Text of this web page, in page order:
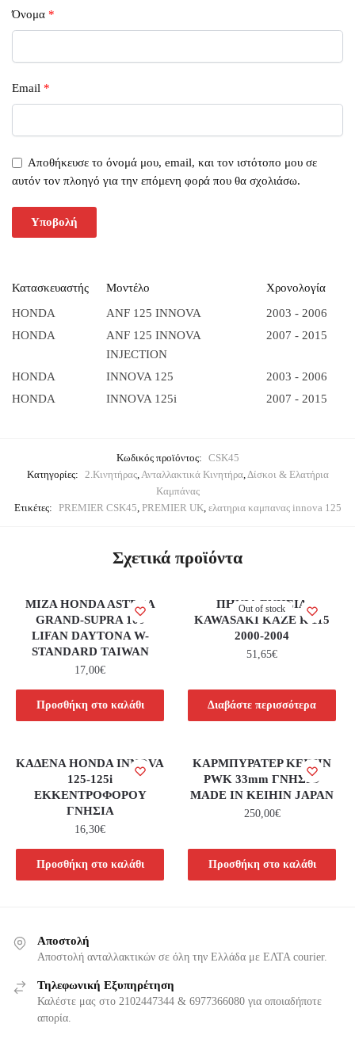
Όνομα *
Email *
Αποθήκευσε το όνομά μου, email, και τον ιστότοπο μου σε
αυτόν τον πλοηγό για την επόμενη φορά που θα σχολιάσω.
Κατασκευαστής Μοντέλο
Χρονολογία
HONDA
ANF 125 INNOVA
2003 - 2006
HONDA
ANF 125 INNOVA
INJECTION
2007 - 2015
HONDA INNOVA 125
2003 - 2006
HONDA
INNOVA 125i 2007 - 2015
Κωδικός προϊόντος: CSK45
Κατηγορίες: 2.Κινητήρας,Ανταλλακτικά Κινητήρα,Δίσκοι & Ελατήρια
Καμπάνας
Ετικέτες: PREMIER CSK45, PREMIER UK, ελατηρια καμπανας innova 125
Σχετικά προϊόντα
ΜΙΖΑ HONDA ASTREA
GRAND-SUPRA 100
LIFAN DAYTONA W-
STANDARD TAIWAN
17,00€
Προσθήκη στο καλάθι
Out of stock
ΠΗΝΙΑ ΓΝΗΣΙΑ
KAWASAKI KAZE R 115
2000-2004
51,65€
Διαβάστε περισσότερα
ΚΑΔΕΝΑ HONDA INNOVA
125-125i
ΕΚΚΕΝΤΡΟΦΟΡΟΥ
ΓΝΗΣΙΑ
16,30€
Προσθήκη στο καλάθι
ΚΑΡΜΠΥΡΑΤΕΡ KEIHIN
PWK 33mm ΓΝΗΣΙΟ
MADE ΙΝ KEIHIN JAPAN
250,00€
Προσθήκη στο καλάθι
Αποστολή
Αποστολή ανταλλακτικών σε όλη την Ελλάδα με ΕΛΤΑ courier.
Τηλεφωνική Εξυπηρέτηση
Καλέστε μας στο 2102447344 & 6977366080 για οποιαδήποτε
απορία.